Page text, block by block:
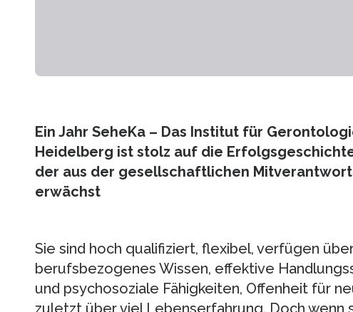
Ein Jahr SeheKa – Das Institut für
Heidelberg ist stolz auf die
der aus der gesellschaftlichen
erwächst
Sie sind hoch qualifiziert, flexibel, verfügen
berufsbezogenes Wissen, effektive
und psychosoziale Fähigkeiten, Offenheit für